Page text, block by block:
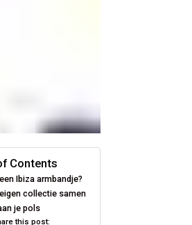
Contents
Ibiza armbandje?
collectie samen
je pols
this post: